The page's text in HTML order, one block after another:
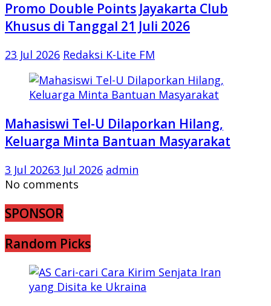
Promo Double Points Jayakarta Club
Khusus di Tanggal 21 Juli 2026
23 Jul 2026 Redaksi K-Lite FM
Mahasiswi Tel-U Dilaporkan Hilang,
Keluarga Minta Bantuan Masyarakat
3 Jul 20263 Jul 2026 admin
No comments
SPONSOR
Random Picks